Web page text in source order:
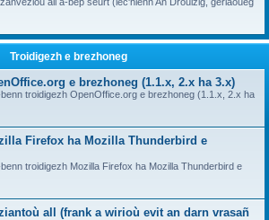
Troidigezh e brezhoneg
e brezhoneg (1.1.x, 2.x ha 3.x)
troidigezh OpenOffice.org e brezhoneg (1.1.x, 2.x ha
Firefox ha Mozilla Thunderbird e
troidigezh Mozilla Firefox ha Mozilla Thunderbird e
all (frank a wirioù evit an darn vrasañ